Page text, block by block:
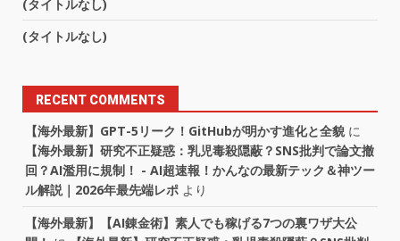
(タイトルなし)
(タイトルなし)
RECENT COMMENTS
【海外最新】GPT-5リーク！GitHubが明かす進化と全貌に
【海外最新】研究不正疑惑：乳児毒殺隠蔽？SNS批判で論文撤
回？AI濫用に規制！ - AI超速報！かんなの最新テック＆神ツー
ル解説｜2026年最先端レポ より
【海外最新】【AI錬金術】素人でも稼げる7つの裏ワザ大公